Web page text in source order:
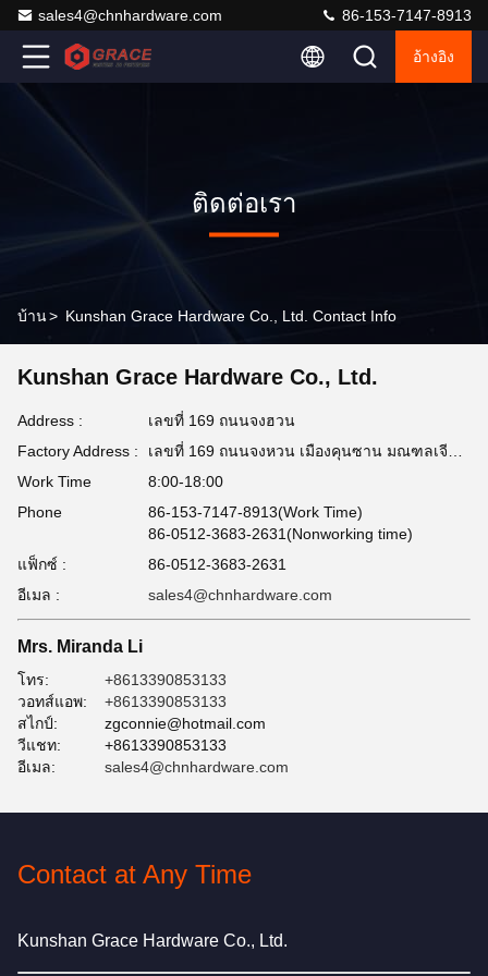
sales4@chnhardware.com 86-153-7147-8913
อ้างอิง
ติดต่อเรา
บ้าน> Kunshan Grace Hardware Co., Ltd. Contact Info
Kunshan Grace Hardware Co., Ltd.
Address :
เลขที่ 169 ถนนจงฮวน
Factory Address :
Work Time
8:00-18:00
Phone
86-153-7147-8913(Work Time)
86-0512-3683-2631(Nonworking time)
แฟ็กซ์ :
86-0512-3683-2631
อีเมล :
sales4@chnhardware.com
Mrs. Miranda Li
โทร:
+8613390853133
วอทส์แอพ:
+8613390853133
สไกป์:
zgconnie@hotmail.com
วีแชท:
+8613390853133
อีเมล:
sales4@chnhardware.com
Contact at Any Time
Kunshan Grace Hardware Co., Ltd.